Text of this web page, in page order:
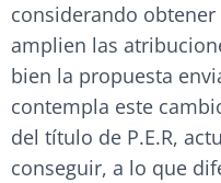
considerando
amplien las
bien la propuesta
contempla este
del título de P.E.R,
conseguir, a lo que